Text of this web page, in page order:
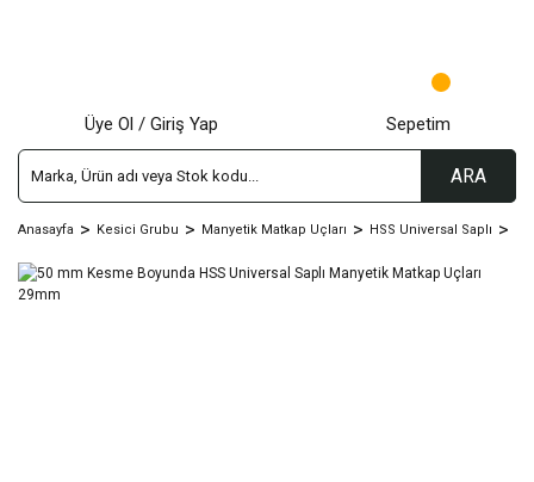
ARA
Üye Ol / Giriş Yap Sepetim
Anasayfa Kesici Grubu Manyetik Matkap Uçları HSS Universal Saplı